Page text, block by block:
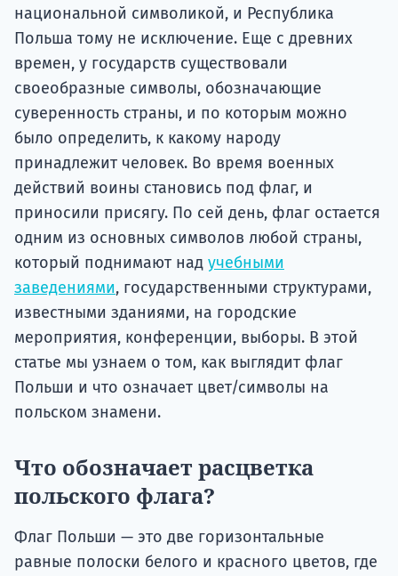
национальной символикой, и Республика
Польша тому не исключение. Еще с древних
времен, у государств существовали
своеобразные символы, обозначающие
суверенность страны, и по которым можно
было определить, к какому народу
принадлежит человек. Во время военных
действий воины становись под флаг, и
приносили присягу. По сей день, флаг остается
одним из основных символов любой страны,
который поднимают над учебными
заведениями, государственными структурами,
известными зданиями, на городские
мероприятия, конференции, выборы. В этой
статье мы узнаем о том, как выглядит флаг
Польши и что означает цвет/символы на
польском знамени.
Что обозначает расцветка
польского флага?
Флаг Польши — это две горизонтальные
равные полоски белого и красного цветов, где